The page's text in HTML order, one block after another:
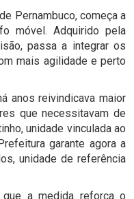
Pernambuco, começa a
móvel. Adquirido pela
passa a integrar os
mais agilidade e perto
anos reivindicava maior
que necessitavam de
unidade vinculada ao
garante agora a
unidade de referência
a medida reforça o